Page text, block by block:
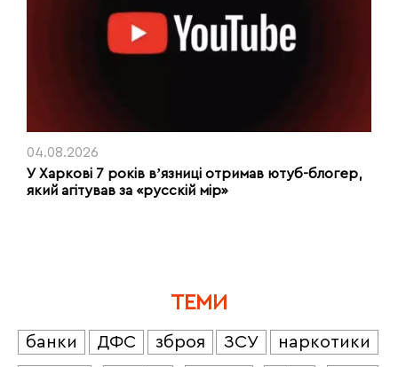
04.08.2026
У Харкові 7 років вʼязниці отримав ютуб-блогер,
який агітував за «русскій мір»
ТЕМИ
банки ДФС зброя ЗСУ
наркотики